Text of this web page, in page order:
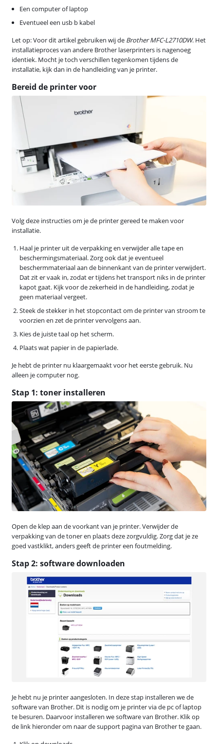
Een computer of laptop
Eventueel een usb b kabel
Let op: Voor dit artikel gebruiken wij de Brother MFC-L2710DW. Het
installatieproces van andere Brother laserprinters is nagenoeg
identiek. Mocht je toch verschillen tegenkomen tijdens de
installatie, kijk dan in de handleiding van je printer.
Bereid de printer voor
Volg deze instructies om je de printer gereed te maken voor
installatie.
Haal je printer uit de verpakking en verwijder alle tape en
beschermingsmateriaal. Zorg ook dat je eventueel
beschermmateriaal aan de binnenkant van de printer verwijdert.
Dat zit er vaak in, zodat er tijdens het transport niks in de printer
kapot gaat. Kijk voor de zekerheid in de handleiding, zodat je
geen materiaal vergeet.
Steek de stekker in het stopcontact om de printer van stroom te
voorzien en zet de printer vervolgens aan.
Kies de juiste taal op het scherm.
Plaats wat papier in de papierlade.
Je hebt de printer nu klaargemaakt voor het eerste gebruik. Nu
alleen je computer nog.
Stap 1: toner installeren
Open de klep aan de voorkant van je printer. Verwijder de
verpakking van de toner en plaats deze zorgvuldig. Zorg dat je ze
goed vastklikt, anders geeft de printer een foutmelding.
Stap 2: software downloaden
Je hebt nu je printer aangesloten. In deze stap installeren we de
software van Brother. Dit is nodig om je printer via de pc of laptop
te besuren. Daarvoor installeren we software van Brother. Klik op
de link hieronder om naar de support pagina van Brother te gaan.